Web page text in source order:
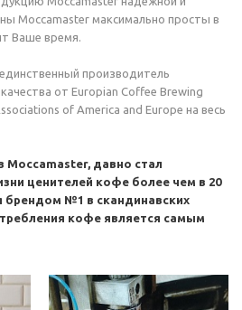
Moccamaster максимально просты в
Ваше время.
производитель
от Europian Coffee Brewing
of America and Europe на весь
Moccamaster, давно стал
ценителей кофе более чем в 20
брендом №1 в скандинавских
кофе является самым